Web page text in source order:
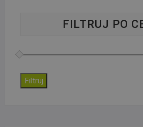
FILTRUJ PO
Filtruj